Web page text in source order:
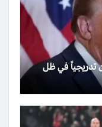
تدريجياً في ظل